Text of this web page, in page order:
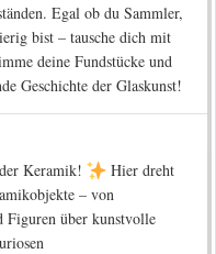
Egal ob du Sammler,
bist – tausche dich mit
deine Fundstücke und
Geschichte der Glaskunst!
der Keramik!
Hier dreht
– von
Figuren über kunstvolle